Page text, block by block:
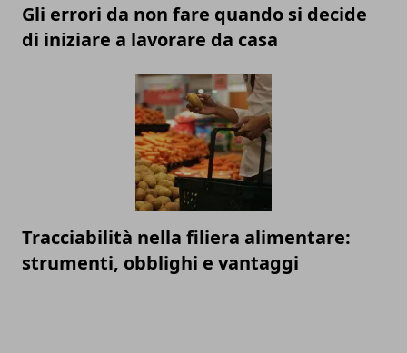
Gli errori da non fare quando si decide
di iniziare a lavorare da casa
Tracciabilità nella filiera alimentare:
strumenti, obblighi e vantaggi